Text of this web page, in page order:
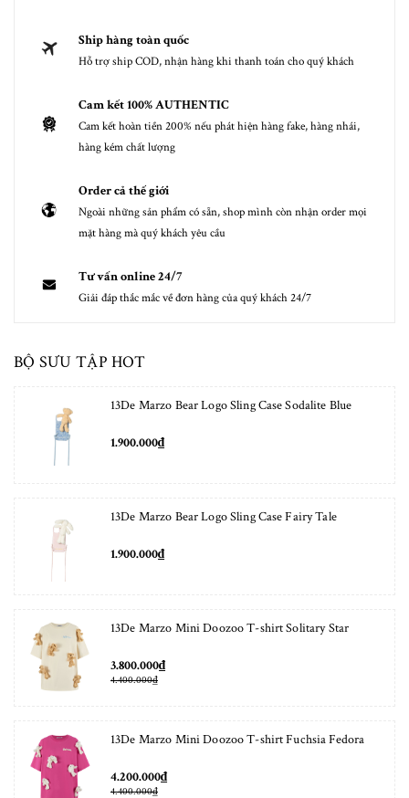
Ship hàng toàn quốc
Hỗ trợ ship COD, nhận hàng khi thanh toán cho quý khách
Cam kết 100% AUTHENTIC
Cam kết hoàn tiền 200% nếu phát hiện hàng fake, hàng nhái,
hàng kém chất lượng
Order cả thế giới
Ngoài những sản phẩm có sẵn, shop mình còn nhận order mọi
mặt hàng mà quý khách yêu cầu
Tư vấn online 24/7
Giải đáp thắc mắc về đơn hàng của quý khách 24/7
BỘ SƯU TẬP HOT
13De Marzo Bear Logo Sling Case Sodalite Blue
1.900.000₫
13De Marzo Bear Logo Sling Case Fairy Tale
1.900.000₫
13De Marzo Mini Doozoo T-shirt Solitary Star
3.800.000₫
4.400.000₫
13De Marzo Mini Doozoo T-shirt Fuchsia Fedora
4.200.000₫
4.400.000₫